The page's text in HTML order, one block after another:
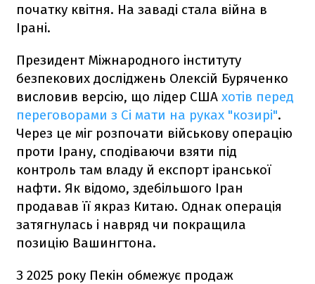
початку квітня. На заваді стала війна в
Ірані.
Президент Міжнародного інституту
безпекових досліджень Олексій Буряченко
висловив версію, що лідер США хотів перед
переговорами з Сі мати на руках "козирі".
Через це міг розпочати військову операцію
проти Ірану, сподіваючи взяти під
контроль там владу й експорт іранської
нафти. Як відомо, здебільшого Іран
продавав її якраз Китаю. Однак операція
затягнулась і навряд чи покращила
позицію Вашингтона.
З 2025 року Пекін обмежує продаж